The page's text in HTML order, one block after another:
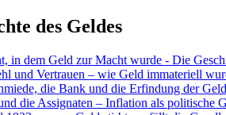
des Geldes
in dem Geld zur Macht wurde - Die
und Vertrauen – wie Geld immateriell
die Bank und die Erfindung der
die Assignaten – Inflation als politische